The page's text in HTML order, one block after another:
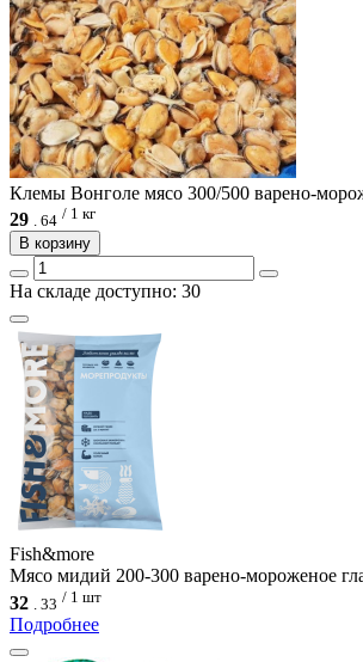
Клемы Вонголе мясо 300/500 варено-
29 . 64 / 1 кг
В корзину
На складе доступно: 30
Fish&more
Мясо мидий 200-300 варено-мороженое
32
33 / 1 шт
Подробнее